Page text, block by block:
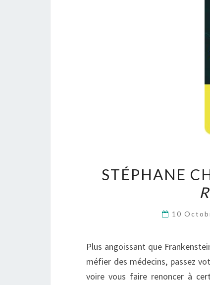
STÉPHANE
10
Plus angoissant que
méfier des médecins, passez
voire vous faire renoncer à